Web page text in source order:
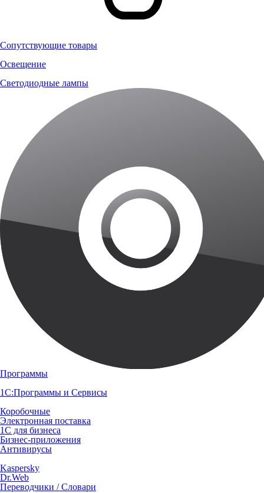
Сопутствующие товары
Освещение
Светодиодные лампы
Программы
1С:Программы и Сервисы
Коробочные
Электронная поставка
1С для бизнеса
Бизнес-приложения
Антивирусы
Kaspersky
Dr.Web
Переводчики / Словари